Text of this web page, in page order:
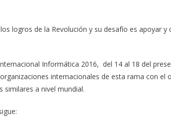
logros de la Revolución y su desafío es apoyar y
Informática 2016, del 14 al 18 del
internacionales de esta rama con el
similares a nivel mundial.